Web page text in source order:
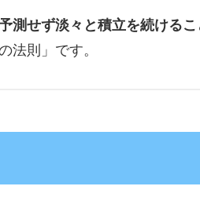
測せず淡々と積立を続けるこ
法則」です。